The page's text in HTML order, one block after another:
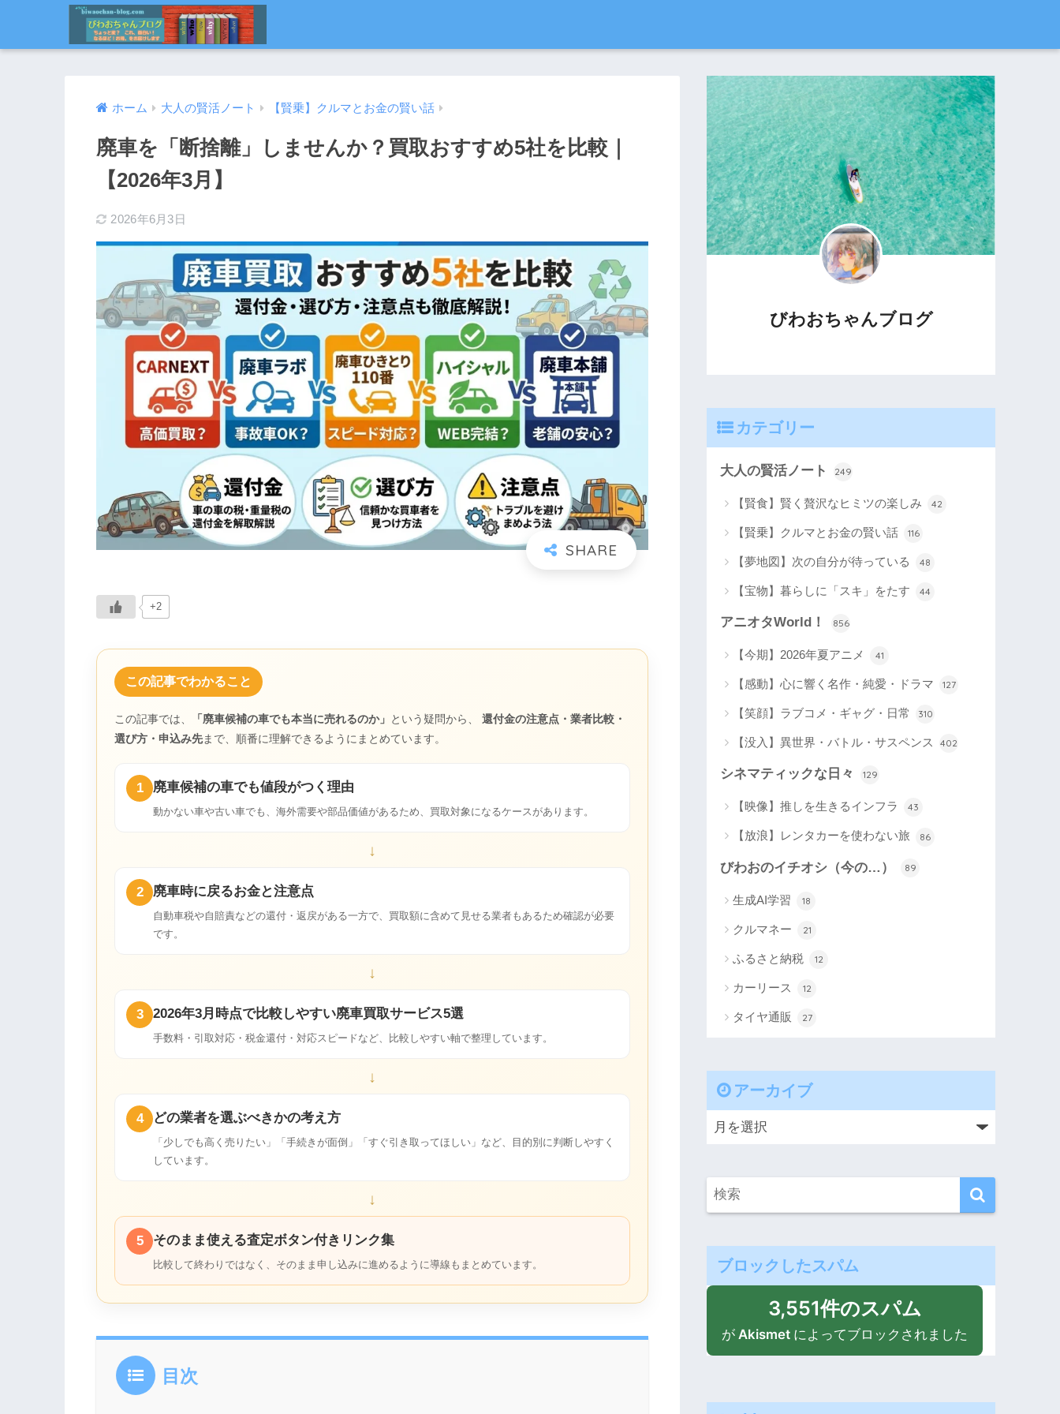
ホーム 大人の賢活ノート 【賢乗】クルマとお金の賢い話
廃車を「断捨離」しませんか？買取おすすめ5社を比較｜
【2026年3月】
2026年6月3日
+2
この記事でわかること
この記事では、 「廃車候補の車でも本当に売れるのか」 という疑問から、 還付金の注意点・業者比較・
選び方・申込み先まで、順番に理解できるようにまとめています。
1 廃車候補の車でも値段がつく理由
動かない車や古い車でも、海外需要や部品価値があるため、買取対象になるケースがあります。
↓
2 廃車時に戻るお金と注意点
自動車税や自賠責などの還付・返戻がある一方で、買取額に含めて見せる業者もあるため確認が必要
です。
↓
3 2026年3月時点で比較しやすい廃車買取サービス5選
手数料・引取対応・税金還付・対応スピードなど、比較しやすい軸で整理しています。
↓
4 どの業者を選ぶべきかの考え方
「少しでも高く売りたい」「手続きが面倒」「すぐ引き取ってほしい」など、目的別に判断しやすく
しています。
↓
5 そのまま使える査定ボタン付きリンク集
比較して終わりではなく、そのまま申し込みに進めるように導線もまとめています。
目次
びわおちゃんブログ
カテゴリー
大人の賢活ノート 249
【賢食】賢く贅沢なヒミツの楽しみ 42
【賢乗】クルマとお金の賢い話 116
【夢地図】次の自分が待っている 48
【宝物】暮らしに「スキ」をたす 44
アニオタWorld！ 856
【今期】2026年夏アニメ 41
【感動】心に響く名作・純愛・ドラマ 127
【笑顔】ラブコメ・ギャグ・日常 310
【没入】異世界・バトル・サスペンス 402
シネマティックな日々 129
【映像】推しを生きるインフラ 43
【放浪】レンタカーを使わない旅 86
びわおのイチオシ（今の…） 89
生成AI学習 18
クルマネー 21
ふるさと納税 12
カーリース 12
タイヤ通販 27
アーカイブ
ブロックしたスパム
3,551件のスパム
が Akismet によってブロックされました